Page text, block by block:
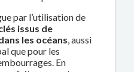
par l’utilisation de
issus de
les océans, aussi
que pour les
En